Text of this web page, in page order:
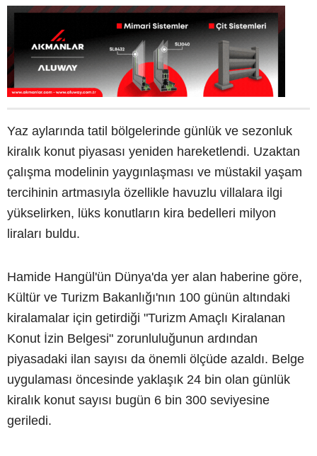
Yaz aylarında tatil bölgelerinde günlük ve sezonluk
kiralık konut piyasası yeniden hareketlendi. Uzaktan
çalışma modelinin yaygınlaşması ve müstakil yaşam
tercihinin artmasıyla özellikle havuzlu villalara ilgi
yükselirken, lüks konutların kira bedelleri milyon
liraları buldu.
Hamide Hangül'ün Dünya'da yer alan haberine göre,
Kültür ve Turizm Bakanlığı'nın 100 günün altındaki
kiralamalar için getirdiği "Turizm Amaçlı Kiralanan
Konut İzin Belgesi" zorunluluğunun ardından
piyasadaki ilan sayısı da önemli ölçüde azaldı. Belge
uygulaması öncesinde yaklaşık 24 bin olan günlük
kiralık konut sayısı bugün 6 bin 300 seviyesine
geriledi.